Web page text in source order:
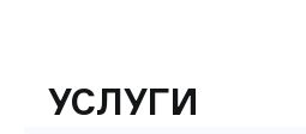
УСЛУГИ